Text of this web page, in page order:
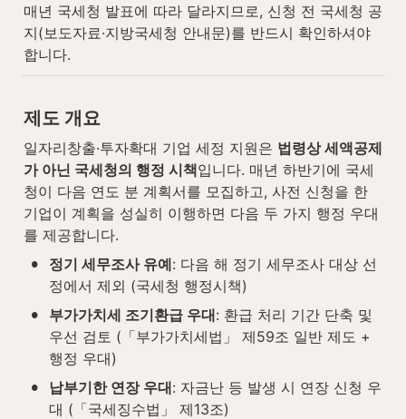
매년 국세청 발표에 따라 달라지므로, 신청 전 국세청 공
지(보도자료·지방국세청 안내문)를 반드시 확인하셔야
합니다.
제도 개요
일자리창출·투자확대 기업 세정 지원은 법령상 세액공제
가 아닌 국세청의 행정 시책입니다. 매년 하반기에 국세
청이 다음 연도 분 계획서를 모집하고, 사전 신청을 한
기업이 계획을 성실히 이행하면 다음 두 가지 행정 우대
를 제공합니다.
• 정기 세무조사 유예: 다음 해 정기 세무조사 대상 선
정에서 제외 (국세청 행정시책)
• 부가가치세 조기환급 우대: 환급 처리 기간 단축 및
우선 검토 (「부가가치세법」 제59조 일반 제도 +
행정 우대)
• 납부기한 연장 우대: 자금난 등 발생 시 연장 신청 우
대 (「국세징수법」 제13조)